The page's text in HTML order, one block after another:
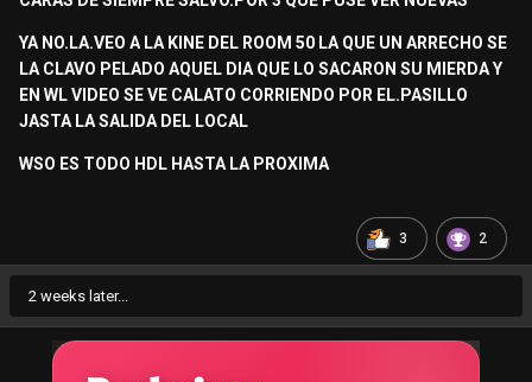
YA NO.LA.VEO A LA KINE DEL ROOM 50 LA QUE UN ARRECHO SE
LA CLAVO PELADO AQUEL DIA QUE LO SACARON SU MIERDA Y
EN WL VIDEO SE VE CALATO CORRIENDO POR EL.PASILLO
JASTA LA SALIDA DEL LOCAL
WSO ES TODO HDL HASTA LA PROXIMA
3 2
2 weeks later...